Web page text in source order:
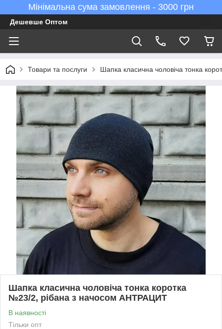
Мінімальна сума замовлення - 3000 грн
Дешевше Оптом
Товари та послуги Шапка класична чоловіча тонка
Шапка класична чоловіча тонка коротка
№23/2, рібана з начосом АНТРАЦИТ
В наявності
Тільки опт